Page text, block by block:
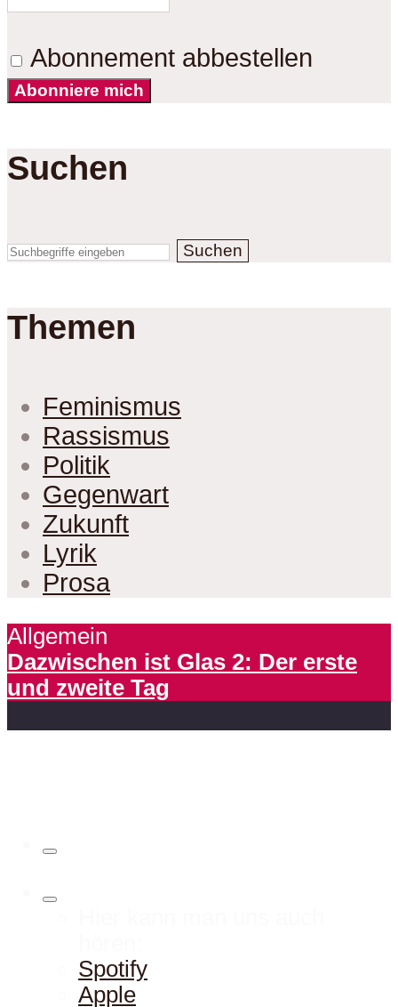
Abonnement abbestellen
Abonniere mich
Suchen
Suchen
Themen
Feminismus
Rassismus
Politik
Gegenwart
Zukunft
Lyrik
Prosa
Allgemein
Dazwischen ist Glas 2: Der erste
und zweite Tag
Spotify
Apple